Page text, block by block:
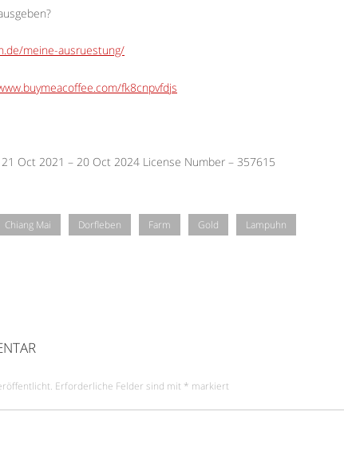
meine-ausruestung/
fk8cnpvfdjs
Oct 2021 – 20 Oct 2024 License Number – 357615
Chiang Mai Dorfleben Farm Gold Lampuhn
Erforderliche Felder sind mit * markiert